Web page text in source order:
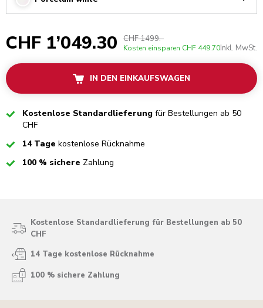
CHF 1’049.30 CHF 1499.-
Kosten einsparen CHF 449.70Inkl. MwSt.
IN DEN EINKAUFSWAGEN
CheckedKostenlose Standardlieferung für Bestellungen ab 50
CHF
Checked14 Tage kostenlose Rücknahme
Checked100 % sichere Zahlung
Kostenlose Standardlieferung für Bestellungen ab 50
CHF
14 Tage kostenlose Rücknahme
100 % sichere Zahlung